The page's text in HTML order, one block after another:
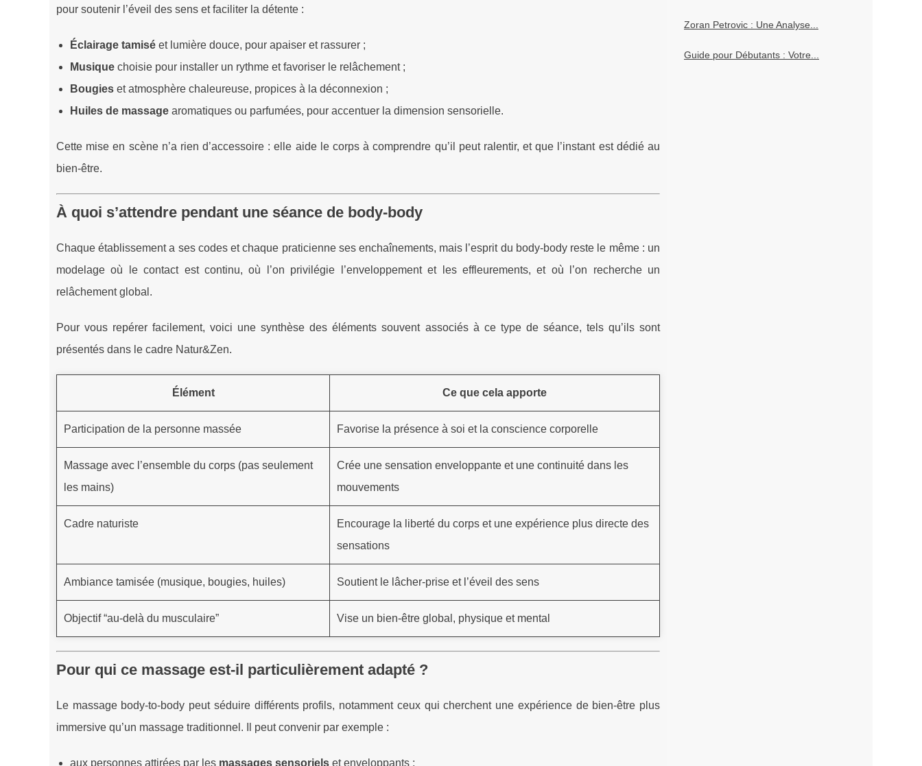
pour soutenir l’éveil des sens et faciliter la détente :
Éclairage tamisé et lumière douce, pour apaiser et rassurer ;
Musique choisie pour installer un rythme et favoriser le relâchement ;
Bougies et atmosphère chaleureuse, propices à la déconnexion ;
Huiles de massage aromatiques ou parfumées, pour accentuer la dimension sensorielle.
Cette mise en scène n’a rien d’accessoire : elle aide le corps à comprendre qu’il peut ralentir, et que l’instant est dédié au
bien-être.
À quoi s’attendre pendant une séance de body-body
Chaque établissement a ses codes et chaque praticienne ses enchaînements, mais l’esprit du body-body reste le même : un
modelage où le contact est continu, où l’on privilégie l’enveloppement et les effleurements, et où l’on recherche un
relâchement global.
Pour vous repérer facilement, voici une synthèse des éléments souvent associés à ce type de séance, tels qu’ils sont
présentés dans le cadre Natur&Zen.
Élément Ce que cela apporte
Participation de la personne massée Favorise la présence à soi et la conscience corporelle
Massage avec l’ensemble du corps (pas seulement
les mains)
Crée une sensation enveloppante et une continuité dans les
mouvements
Cadre naturiste
Encourage la liberté du corps et une expérience plus directe des
sensations
Ambiance tamisée (musique, bougies, huiles) Soutient le lâcher-prise et l’éveil des sens
Objectif “au-delà du musculaire” Vise un bien-être global, physique et mental
Pour qui ce massage est-il particulièrement adapté ?
Le massage body-to-body peut séduire différents profils, notamment ceux qui cherchent une expérience de bien-être plus
immersive qu’un massage traditionnel. Il peut convenir par exemple :
aux personnes attirées par les massages sensoriels et enveloppants ;
Zoran Petrovic : Une Analyse...
Guide pour Débutants : Votre...